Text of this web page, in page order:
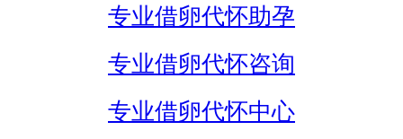
专业借卵代怀助孕
专业借卵代怀咨询
专业借卵代怀中心